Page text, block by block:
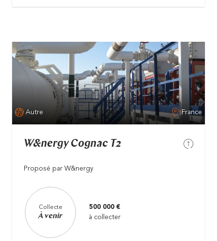
Autre France
W&nergy Cognac T2
Proposé par W&nergy
Collecte
À venir
500 000 €
à collecter